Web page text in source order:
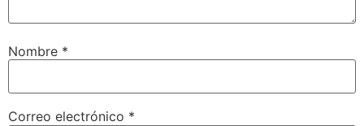
Nombre *
Correo electrónico *